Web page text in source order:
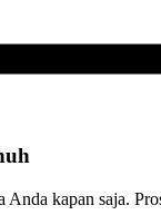
Anda kapan saja.